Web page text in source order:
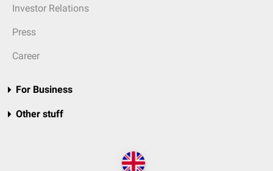
Investor Relations
Press
Career
For Business
Other stuff